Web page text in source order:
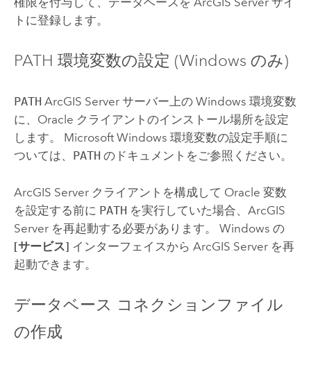
トに登録します。
PATH 環境変数の設定 (Windows のみ)
PATH ArcGIS Serverサーバー上の Windows 環境変数
に、 Oracle クライアントのインストール場所を設定
します。 Microsoft Windows 環境変数の設定手順に
ついては、 PATH のドキュメントをご参照ください。
ArcGIS Serverクライアントを構成して Oracle 変数
を設定する前に PATH を実行していた場合、 ArcGIS
Serverを再起動する必要があります。 Windows の
[サービス] インターフェイスから ArcGIS Serverを再
起動できます。
データベース コネクションファイル
の作成